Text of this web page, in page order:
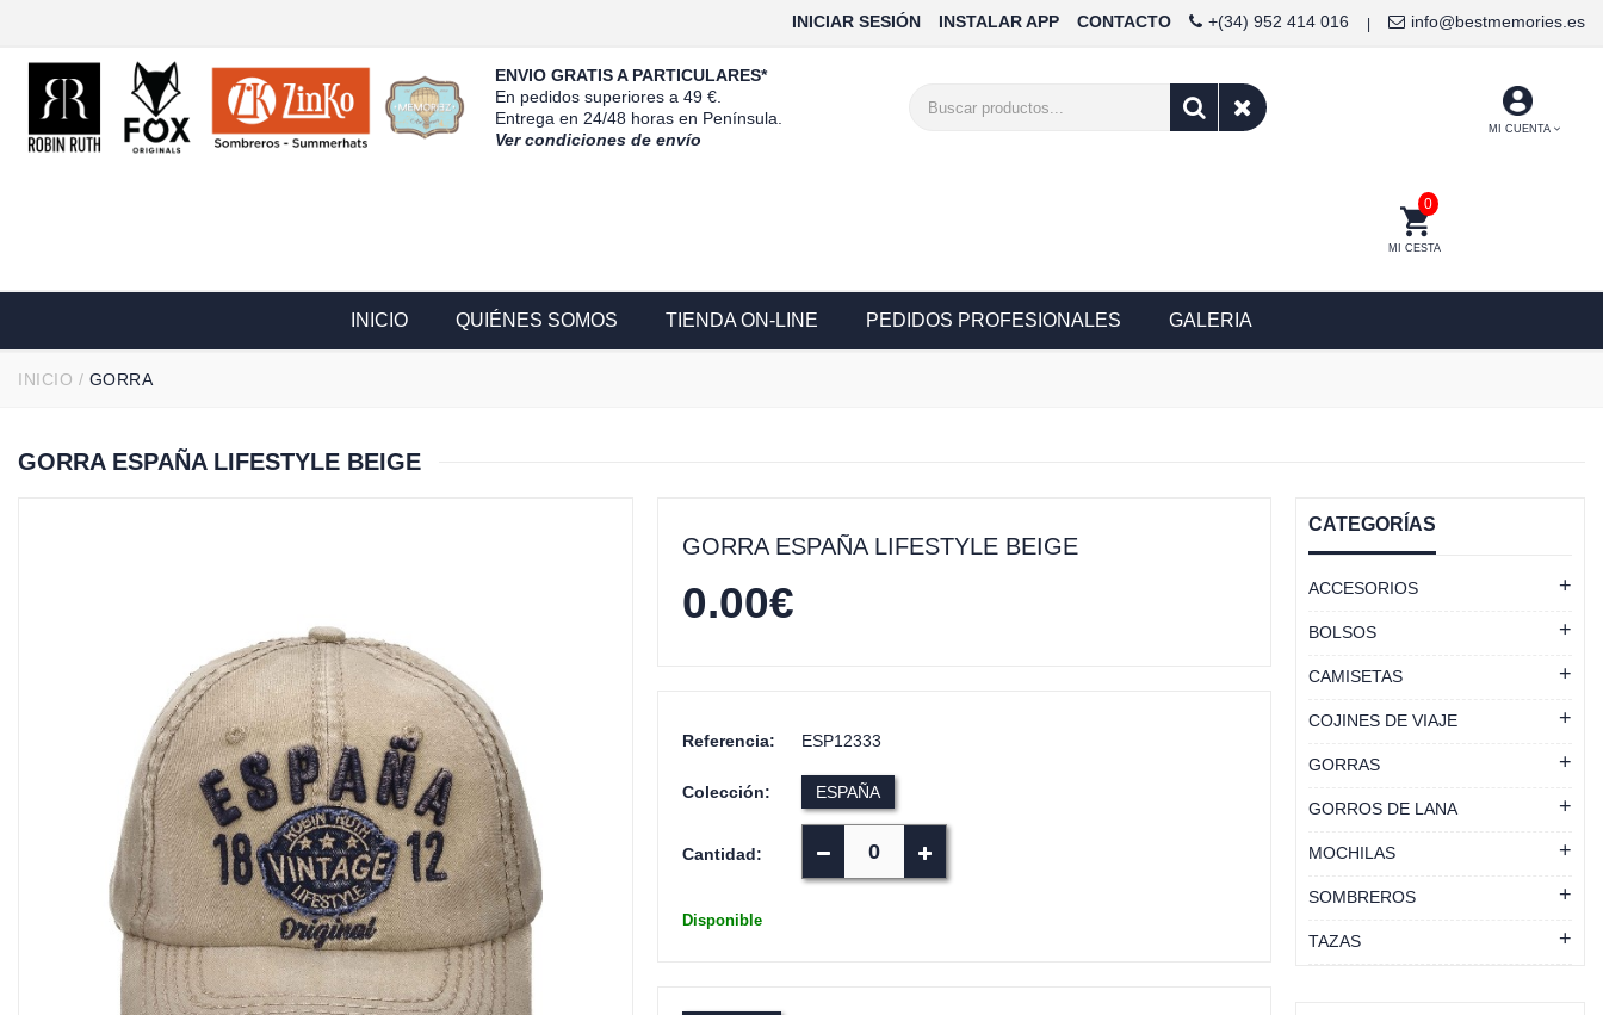
info@bestmemories.es
+(34) 952 414 016
CONTACTO
INSTALAR APP
INICIAR SESIÓN
ENVIO GRATIS A PARTICULARES*
En pedidos superiores a 49 €.
Entrega en 24/48 horas en Península.
Ver condiciones de envío
MI CUENTA
MI CESTA
0
INICIO QUIÉNES SOMOS TIENDA ON-LINE PEDIDOS PROFESIONALES GALERIA
INICIO / GORRA
GORRA ESPAÑA LIFESTYLE BEIGE
GORRA ESPAÑA LIFESTYLE BEIGE
0.00€
Referencia: ESP12333
Colección: ESPAÑA
Cantidad:
Disponible
CATEGORÍAS
ACCESORIOS
BOLSOS
CAMISETAS
COJINES DE VIAJE
GORRAS
GORROS DE LANA
MOCHILAS
SOMBREROS
TAZAS